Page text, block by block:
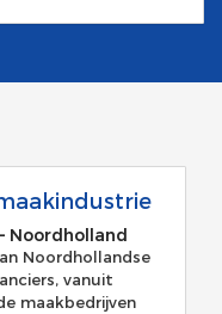
Noordholland
Noordhollandse
vanuit
maakbedrijven